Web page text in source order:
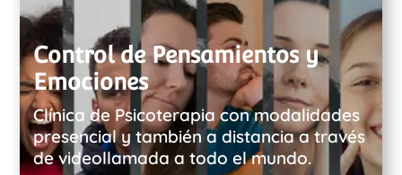
Control de Pensamientos y
Emociones
Clínica de Psicoterapia con modalidades
presencial y también a distancia a través
de videollamada a todo el mundo.